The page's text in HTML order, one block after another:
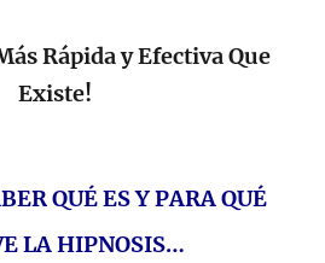
Rápida y Efectiva Que
Existe!
QUÉ ES Y PARA QUÉ
LA HIPNOSIS…